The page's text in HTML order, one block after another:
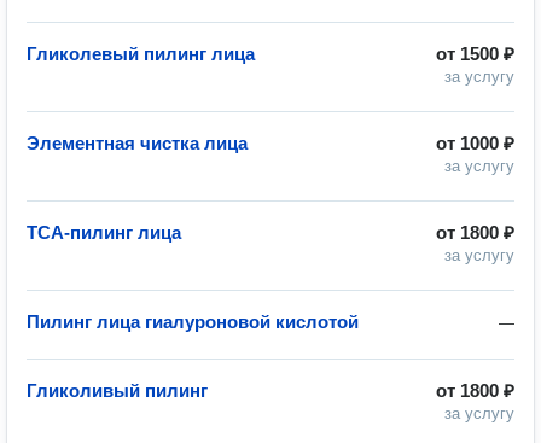
от 1500 ₽
за услугу
Гликолевый пилинг лица
от 1000 ₽
за услугу
Элементная чистка лица
от 1800 ₽
за услугу
ТСА-пилинг лица
—
Пилинг лица гиалуроновой кислотой
от 1800 ₽
за услугу
Гликоливый пилинг